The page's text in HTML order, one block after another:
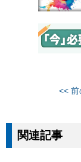
<<
関連記事